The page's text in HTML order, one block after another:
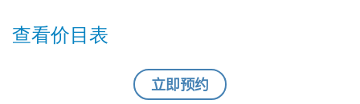
查看价目表
立即预约